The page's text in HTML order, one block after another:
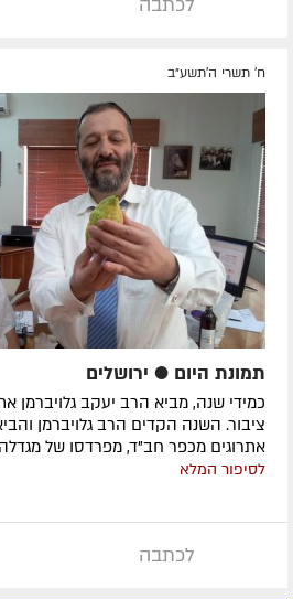
ח' תשרי ה׳תשע״ב
תמונת היום ● ירושלים
כמידי שנה, מביא הרב יעקב גלויברמן
ציבור. השנה הקדים הרב גלויברמן
אתרוגים מכפר חב"ד, מפרדסו של
לסיפור המלא
לכתבה